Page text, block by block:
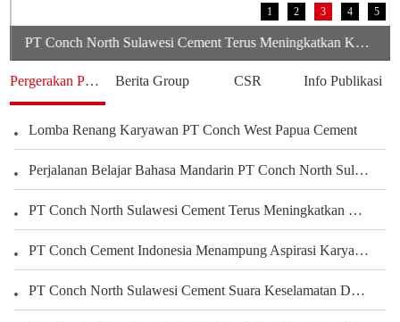
PT Conch North Sulawesi Cement Terus Meningkatkan Kepedulian terhadap Karyawan dan Pengembangan Kegiatan Olahraga serta Seni Untuk Membangun Kekuatan Tim, Menciptakan Perusahaan yang Harmonis
1 2 3 4 5
Pergerakan Perusahaan Berita Group CSR Info Publikasi
Lomba Renang Karyawan PT Conch West Papua Cement
Perjalanan Belajar Bahasa Mandarin PT Conch North Sulawesi Cement Berbagi Pengalaman Karyawan Dalam Mengembangkan Kemampuan Bahasa
PT Conch North Sulawesi Cement Terus Meningkatkan Kepedulian terhadap Karyawan dan Pengembangan Kegiatan Olahraga serta Seni Untuk Membangun Kekuatan Tim, Menciptakan Perusahaan yang Harmonis
PT Conch Cement Indonesia Menampung Aspirasi Karyawan untuk Meningkatkan Kinerja Perusahaan
PT Conch North Sulawesi Cement Suara Keselamatan Dari Setiap Sudut Tambang Membangun Budaya Keselamatan Melalui Peran Seluruh Karyawan Departemen Tambang